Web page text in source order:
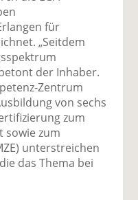
für
„Seitdem
der Inhaber.
Zentrum
von sechs
zum
sowie zum
unterstreichen
das Thema bei